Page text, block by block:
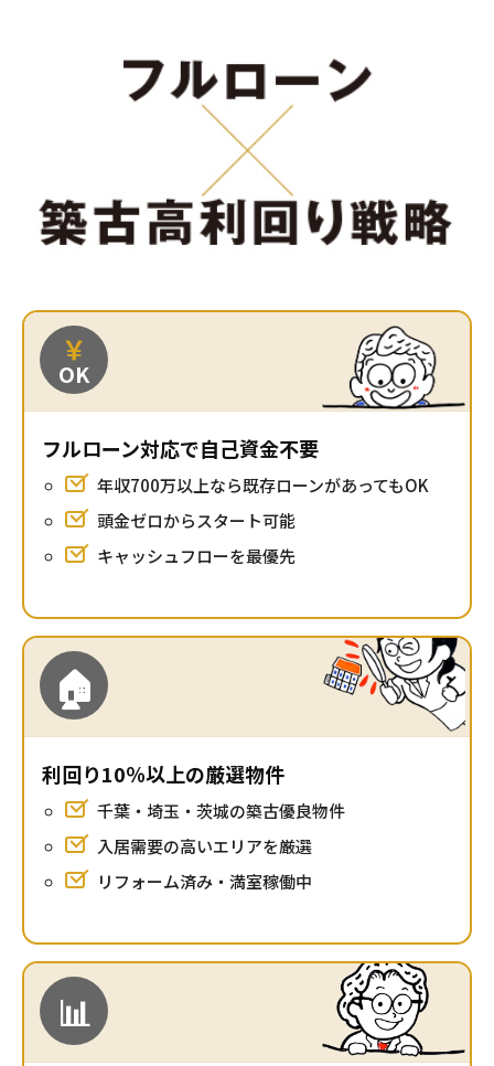
￥
OK
フルローン対応で自己資金不要
年収700万以上なら既存ローンがあってもOK
頭金ゼロからスタート可能
キャッシュフローを最優先
🏠
利回り10％以上の厳選物件
千葉・埼玉・茨城の築古優良物件
入居需要の高いエリアを厳選
リフォーム済み・満室稼働中
📊